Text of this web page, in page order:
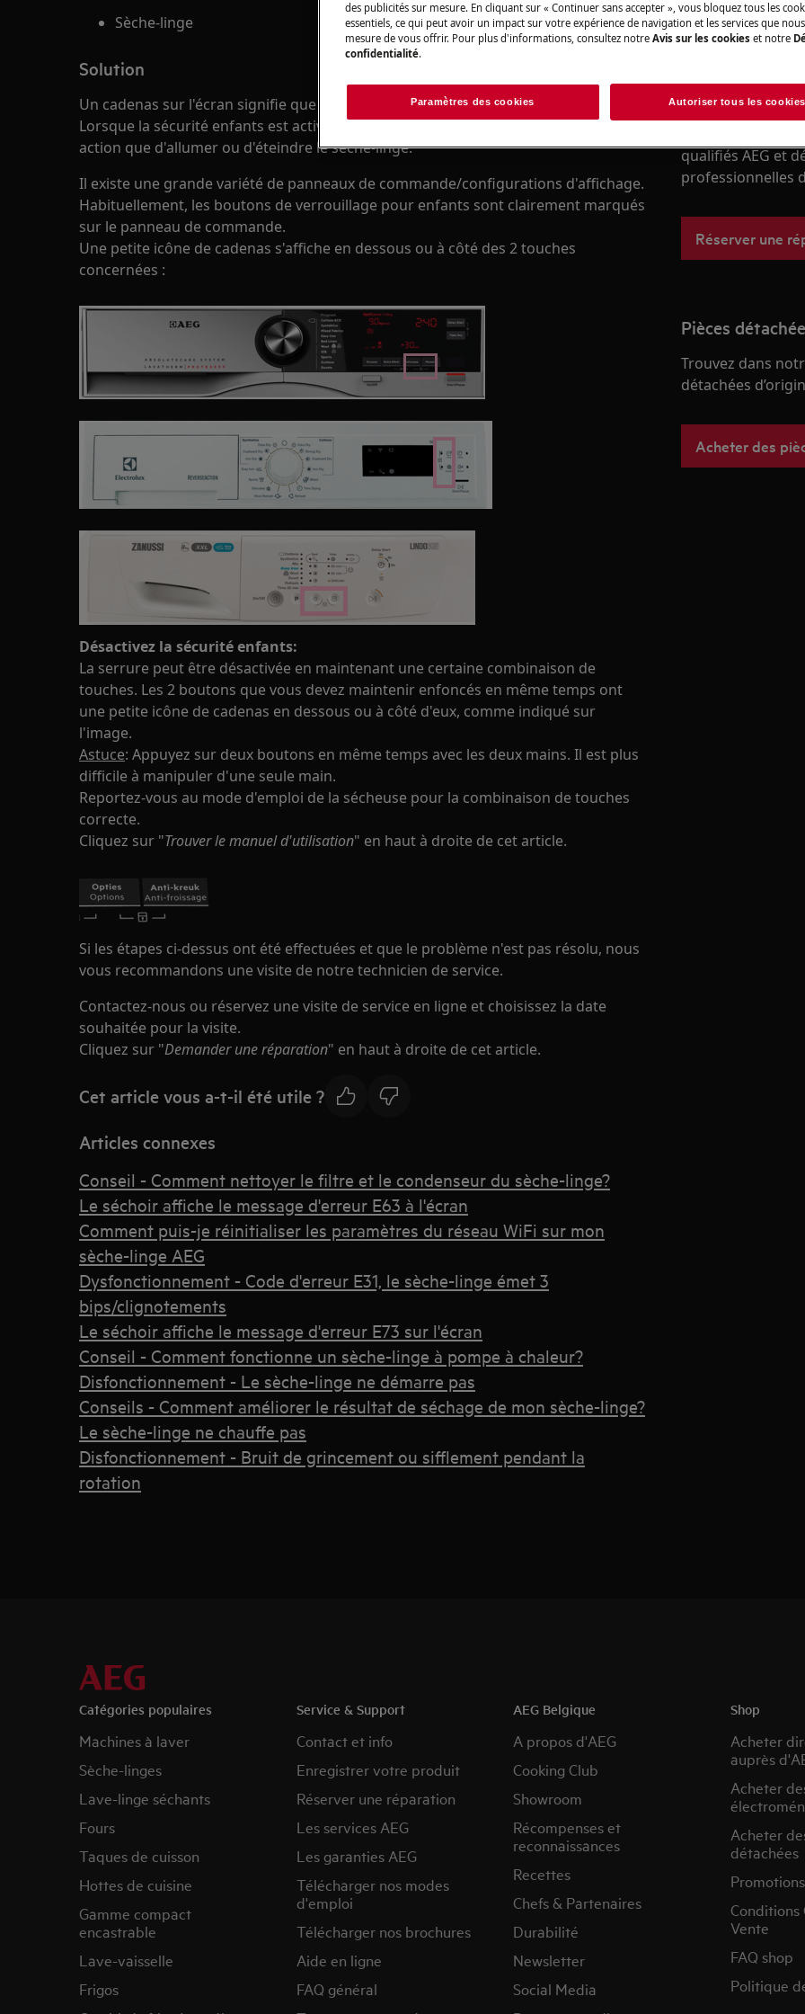
Sèche-linge
Solution
Un cadenas sur l'écran signifie que la sécurité enfants est activée.
Lorsque la sécurité enfants est activée, vous ne pouvez effectuer aucune autre
action que d'allumer ou d'éteindre le sèche-linge.
Il existe une grande variété de panneaux de commande/configurations d'affichage.
Habituellement, les boutons de verrouillage pour enfants sont clairement marqués
sur le panneau de commande.
Une petite icône de cadenas s'affiche en dessous ou à côté des 2 touches
concernées :
Désactivez la sécurité enfants:
La serrure peut être désactivée en maintenant une certaine combinaison de
touches. Les 2 boutons que vous devez maintenir enfoncés en même temps ont
une petite icône de cadenas en dessous ou à côté d'eux, comme indiqué sur
l'image.
Astuce: Appuyez sur deux boutons en même temps avec les deux mains. Il est plus
difficile à manipuler d'une seule main.
Reportez-vous au mode d'emploi de la sécheuse pour la combinaison de touches
correcte.
Cliquez sur "Trouver le manuel d'utilisation" en haut à droite de cet article.
Si les étapes ci-dessus ont été effectuées et que le problème n'est pas résolu, nous
vous recommandons une visite de notre technicien de service.
Contactez-nous ou réservez une visite de service en ligne et choisissez la date
souhaitée pour la visite.
Cliquez sur "Demander une réparation" en haut à droite de cet article.
Cet article vous a-t-il été utile ?
Articles connexes
Conseil - Comment nettoyer le filtre et le condenseur du sèche-linge?
Le séchoir affiche le message d'erreur E63 à l'écran
Comment puis-je réinitialiser les paramètres du réseau WiFi sur mon
sèche-linge AEG
Dysfonctionnement - Code d'erreur E31, le sèche-linge émet 3
bips/clignotements
Le séchoir affiche le message d'erreur E73 sur l'écran
Conseil - Comment fonctionne un sèche-linge à pompe à chaleur?
Disfonctionnement - Le sèche-linge ne démarre pas
Conseils - Comment améliorer le résultat de séchage de mon sèche-linge?
Le sèche-linge ne chauffe pas
Disfonctionnement - Bruit de grincement ou sifflement pendant la
rotation
Trouver le
Réparation par
Fixez un rendez-
qualifiés AEG et
professionnelles
Réserver une
Pièces
Trouvez dans
détachées
Acheter des
Catégories populaires
Machines à laver
Sèche-linges
Lave-linge séchants
Fours
Taques de cuisson
Hottes de cuisine
Gamme compact
encastrable
Lave-vaisselle
Frigos
Service & Support
Contact et info
Enregistrer votre produit
Réserver une réparation
Les services AEG
Les garanties AEG
Télécharger nos modes
d'emploi
Télécharger nos brochures
Aide en ligne
FAQ général
AEG Belgique
A propos d'AEG
Cooking Club
Showroom
Récompenses et
reconnaissances
Recettes
Chefs & Partenaires
Durabilité
Newsletter
Social Media
Shop
Acheter
auprès
Acheter
Acheter
détachées
Promotions
Conditions
Vente
FAQ shop
Politique
des publicités sur mesure. En cliquant sur « Continuer sans accepter », vous bloquez tous les
essentiels, ce qui peut avoir un impact sur votre expérience de navigation et les services que
mesure de vous offrir. Pour plus d'informations, consultez notre Avis sur les cookies et notre
confidentialité.
Paramètres des cookies Autoriser tous les cookies